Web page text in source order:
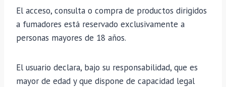
El acceso, consulta o compra de productos dirigidos
a fumadores está reservado exclusivamente a
personas mayores de 18 años.
El usuario declara, bajo su responsabilidad, que es
mayor de edad y que dispone de capacidad legal